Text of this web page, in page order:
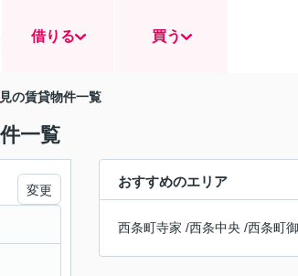
借りる 買う
の賃貸物件一覧
一覧
おすすめのエリア
西条町寺家 /西条中央 /西条町
変更